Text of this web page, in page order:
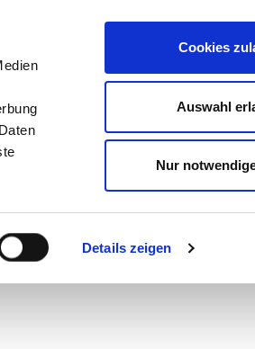
Details zeigen
Cookies
Auswahl
Nur